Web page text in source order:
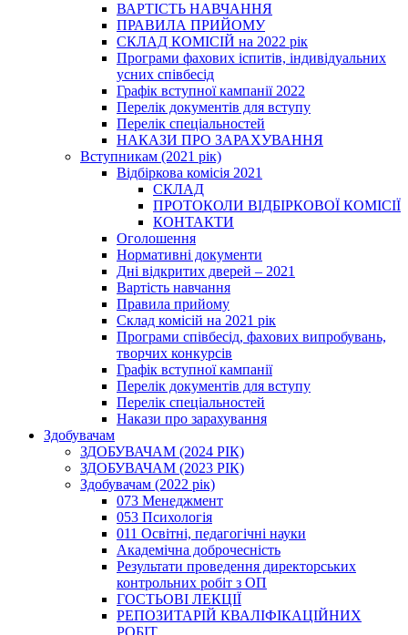
ВАРТІСТЬ НАВЧАННЯ
ПРАВИЛА ПРИЙОМУ
СКЛАД КОМІСІЙ на 2022 рік
Програми фахових іспитів, індивідуальних
усних співбесід
Графік вступної кампанії 2022
Перелік документів для вступу
Перелік спеціальностей
НАКАЗИ ПРО ЗАРАХУВАННЯ
Вступникам (2021 рік)
Відбіркова комісія 2021
СКЛАД
ПРОТОКОЛИ ВІДБІРКОВОЇ КОМІСІЇ
КОНТАКТИ
Оголошення
Нормативні документи
Дні відкритих дверей – 2021
Вартість навчання
Правила прийому
Склад комісій на 2021 рік
Програми співбесід, фахових випробувань,
творчих конкурсів
Графік вступної кампанії
Перелік документів для вступу
Перелік спеціальностей
Накази про зарахування
Здобувачам
ЗДОБУВАЧАМ (2024 РІК)
ЗДОБУВАЧАМ (2023 РІК)
Здобувачам (2022 рік)
073 Менеджмент
053 Психологія
011 Освітні, педагогічні науки
Академічна доброчесність
Результати проведення директорських
контрольних робіт з ОП
ГОСТЬОВІ ЛЕКЦІЇ
РЕПОЗИТАРІЙ КВАЛІФІКАЦІЙНИХ
РОБІТ